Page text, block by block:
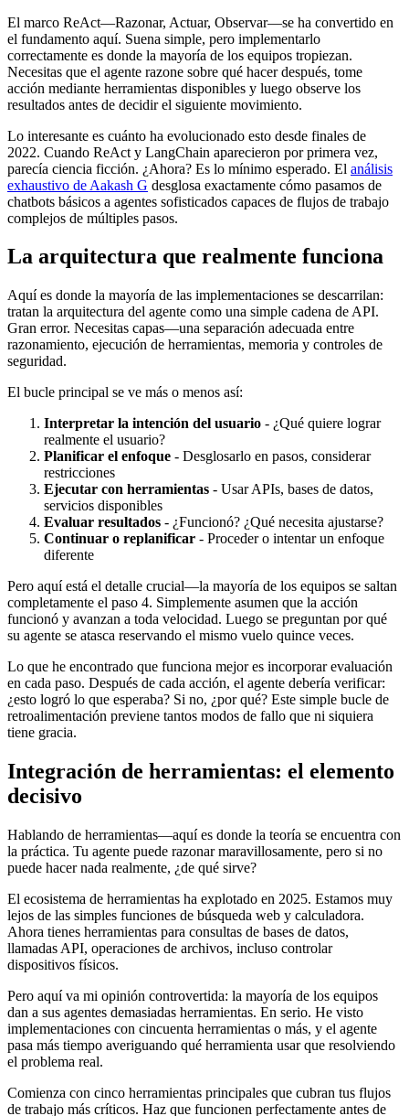
El marco ReAct—Razonar, Actuar, Observar—se ha convertido en
el fundamento aquí. Suena simple, pero implementarlo
correctamente es donde la mayoría de los equipos tropiezan.
Necesitas que el agente razone sobre qué hacer después, tome
acción mediante herramientas disponibles y luego observe los
resultados antes de decidir el siguiente movimiento.
Lo interesante es cuánto ha evolucionado esto desde finales de
2022. Cuando ReAct y LangChain aparecieron por primera vez,
parecía ciencia ficción. ¿Ahora? Es lo mínimo esperado. El análisis
exhaustivo de Aakash G desglosa exactamente cómo pasamos de
chatbots básicos a agentes sofisticados capaces de flujos de trabajo
complejos de múltiples pasos.
La arquitectura que realmente funciona
Aquí es donde la mayoría de las implementaciones se descarrilan:
tratan la arquitectura del agente como una simple cadena de API.
Gran error. Necesitas capas—una separación adecuada entre
razonamiento, ejecución de herramientas, memoria y controles de
seguridad.
El bucle principal se ve más o menos así:
Interpretar la intención del usuario - ¿Qué quiere lograr
realmente el usuario?
Planificar el enfoque - Desglosarlo en pasos, considerar
restricciones
Ejecutar con herramientas - Usar APIs, bases de datos,
servicios disponibles
Evaluar resultados - ¿Funcionó? ¿Qué necesita ajustarse?
Continuar o replanificar - Proceder o intentar un enfoque
diferente
Pero aquí está el detalle crucial—la mayoría de los equipos se saltan
completamente el paso 4. Simplemente asumen que la acción
funcionó y avanzan a toda velocidad. Luego se preguntan por qué
su agente se atasca reservando el mismo vuelo quince veces.
Lo que he encontrado que funciona mejor es incorporar evaluación
en cada paso. Después de cada acción, el agente debería verificar:
¿esto logró lo que esperaba? Si no, ¿por qué? Este simple bucle de
retroalimentación previene tantos modos de fallo que ni siquiera
tiene gracia.
Integración de herramientas: el elemento
decisivo
Hablando de herramientas—aquí es donde la teoría se encuentra con
la práctica. Tu agente puede razonar maravillosamente, pero si no
puede hacer nada realmente, ¿de qué sirve?
El ecosistema de herramientas ha explotado en 2025. Estamos muy
lejos de las simples funciones de búsqueda web y calculadora.
Ahora tienes herramientas para consultas de bases de datos,
llamadas API, operaciones de archivos, incluso controlar
dispositivos físicos.
Pero aquí va mi opinión controvertida: la mayoría de los equipos
dan a sus agentes demasiadas herramientas. En serio. He visto
implementaciones con cincuenta herramientas o más, y el agente
pasa más tiempo averiguando qué herramienta usar que resolviendo
el problema real.
Comienza con cinco herramientas principales que cubran tus flujos
de trabajo más críticos. Haz que funcionen perfectamente antes de